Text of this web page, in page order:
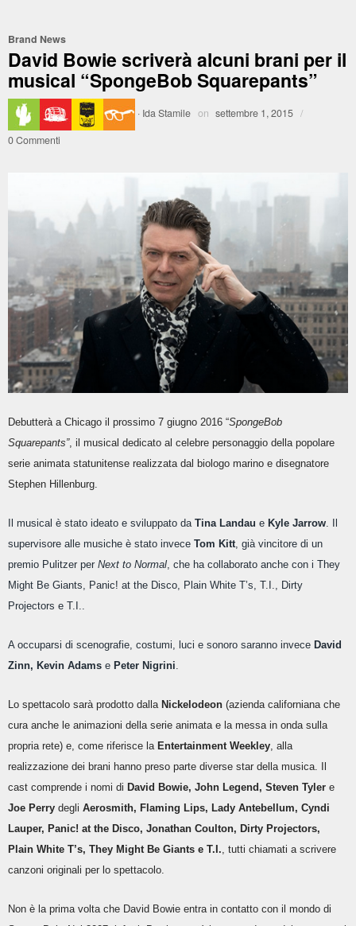
Brand News
David Bowie scriverà alcuni brani per il
musical “SpongeBob Squarepants”
· Ida Stamile on settembre 1, 2015 /
0 Commenti
Debutterà a Chicago il prossimo 7 giugno 2016 “SpongeBob
Squarepants”, il musical dedicato al celebre personaggio della popolare
serie animata statunitense realizzata dal biologo marino e disegnatore
Stephen Hillenburg.
Il musical è stato ideato e sviluppato da Tina Landau e Kyle Jarrow. Il
supervisore alle musiche è stato invece Tom Kitt, già vincitore di un
premio Pulitzer per Next to Normal, che ha collaborato anche con i They
Might Be Giants, Panic! at the Disco, Plain White T’s, T.I., Dirty
Projectors e T.I..
A occuparsi di scenografie, costumi, luci e sonoro saranno invece David
Zinn, Kevin Adams e Peter Nigrini.
Lo spettacolo sarà prodotto dalla Nickelodeon (azienda californiana che
cura anche le animazioni della serie animata e la messa in onda sulla
propria rete) e, come riferisce laEntertainment Weekley, alla
realizzazione dei brani hanno preso parte diverse star della musica. Il
cast comprende i nomi di David Bowie, John Legend, Steven Tyler e
Joe Perry degli Aerosmith, Flaming Lips, Lady Antebellum, Cyndi
Lauper, Panic! at the Disco, Jonathan Coulton, Dirty Projectors,
Plain White T’s, They Might Be Giants e T.I., tutti chiamati a scrivere
canzoni originali per lo spettacolo.
Non è la prima volta che David Bowie entra in contatto con il mondo di